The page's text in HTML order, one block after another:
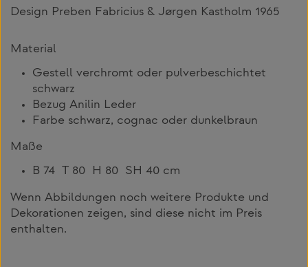
Design Preben Fabricius & Jørgen Kastholm 1965
Material
Gestell verchromt oder pulverbeschichtet
schwarz
Bezug Anilin Leder
Farbe schwarz, cognac oder dunkelbraun
Maße
B 74 T 80 H 80 SH 40 cm
Wenn Abbildungen noch weitere Produkte und
Dekorationen zeigen, sind diese nicht im Preis
enthalten.